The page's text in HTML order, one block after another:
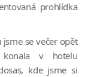
prohlídka
se večer opět
v hotelu
kde jsme si